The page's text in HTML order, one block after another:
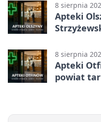
8 sierpnia
Apteki
8 sierpnia
Apteki
powiat